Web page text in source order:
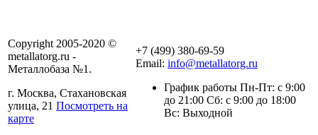
Copyright 2005-2020 ©
metallatorg.ru -
Металлобаза №1.
г. Москва, Стахановская
улица, 21 Посмотреть на
карте
+7 (499) 380-69-59
Email: info@metallatorg.ru
График работы Пн-Пт: с 9:00
до 21:00 Сб: с 9:00 до 18:00
Вс: Выходной